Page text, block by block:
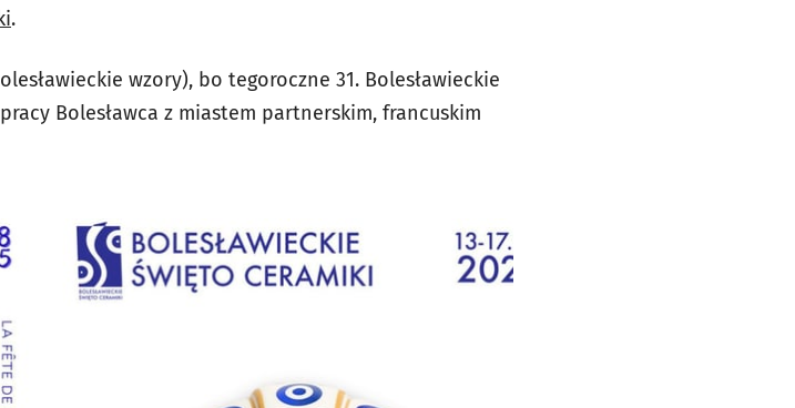
.
wzory), bo tegoroczne 31. Bolesławieckie
Bolesławca z miastem partnerskim, francuskim